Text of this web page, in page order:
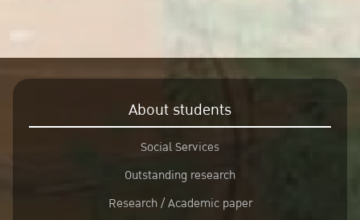
About students
Social Services
Outstanding research
Research / Academic paper